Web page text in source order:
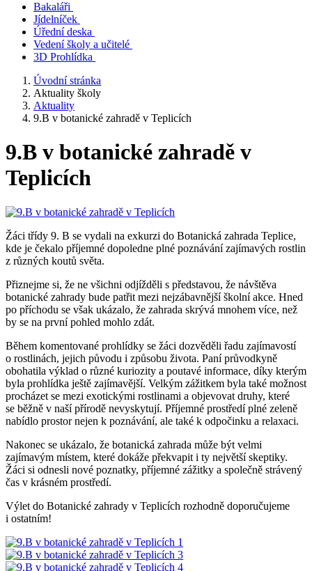
Bakaláři
Jídelníček
Úřední deska
Vedení školy a učitelé
3D Prohlídka
Úvodní stránka
Aktuality školy
Aktuality
9.B v botanické zahradě v Teplicích
9.B v botanické zahradě v
Teplicích
Žáci třídy 9. B se vydali na exkurzi do Botanická zahrada Teplice,
kde je čekalo příjemné dopoledne plné poznávání zajímavých rostlin
z různých koutů světa.
Přiznejme si, že ne všichni odjížděli s představou, že návštěva
botanické zahrady bude patřit mezi nejzábavnější školní akce. Hned
po příchodu se však ukázalo, že zahrada skrývá mnohem více, než
by se na první pohled mohlo zdát.
Během komentované prohlídky se žáci dozvěděli řadu zajímavostí
o rostlinách, jejich původu i způsobu života. Paní průvodkyně
obohatila výklad o různé kuriozity a poutavé informace, díky kterým
byla prohlídka ještě zajímavější. Velkým zážitkem byla také možnost
procházet se mezi exotickými rostlinami a objevovat druhy, které
se běžně v naší přírodě nevyskytují. Příjemné prostředí plné zeleně
nabídlo prostor nejen k poznávání, ale také k odpočinku a relaxaci.
Nakonec se ukázalo, že botanická zahrada může být velmi
zajímavým místem, které dokáže překvapit i ty největší skeptiky.
Žáci si odnesli nové poznatky, příjemné zážitky a společně strávený
čas v krásném prostředí.
Výlet do Botanické zahrady v Teplicích rozhodně doporučujeme
i ostatním!